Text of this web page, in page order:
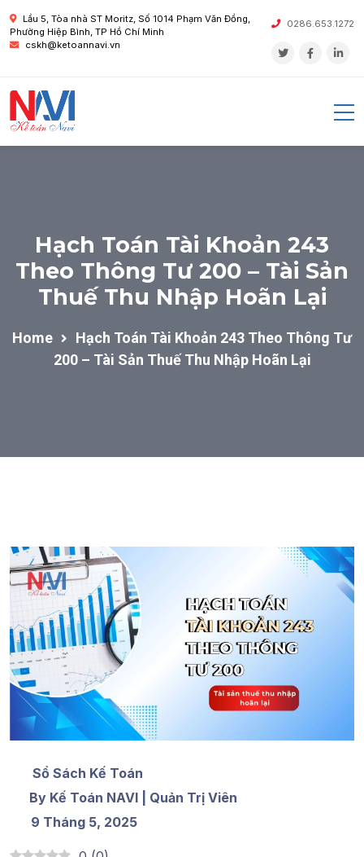
Lầu 5, Tòa nhà ST Moritz, Số 1014 Phạm Văn Đồng,
Phường Hiệp Bình, TP Hồ Chí Minh
cskh@ketoannavi.vn
0286.653.1272
Hạch Toán Tài Khoản 243
Theo Thông Tư 200 – Tài Sản
Thuế Thu Nhập Hoãn Lại
Home
Hạch Toán Tài Khoản 243 Theo Thông Tư
200 – Tài Sản Thuế Thu Nhập Hoãn Lại
Sổ Sách Kế Toán
By Kế Toán NAVI | Quản Trị Viên
9 Tháng 5, 2025